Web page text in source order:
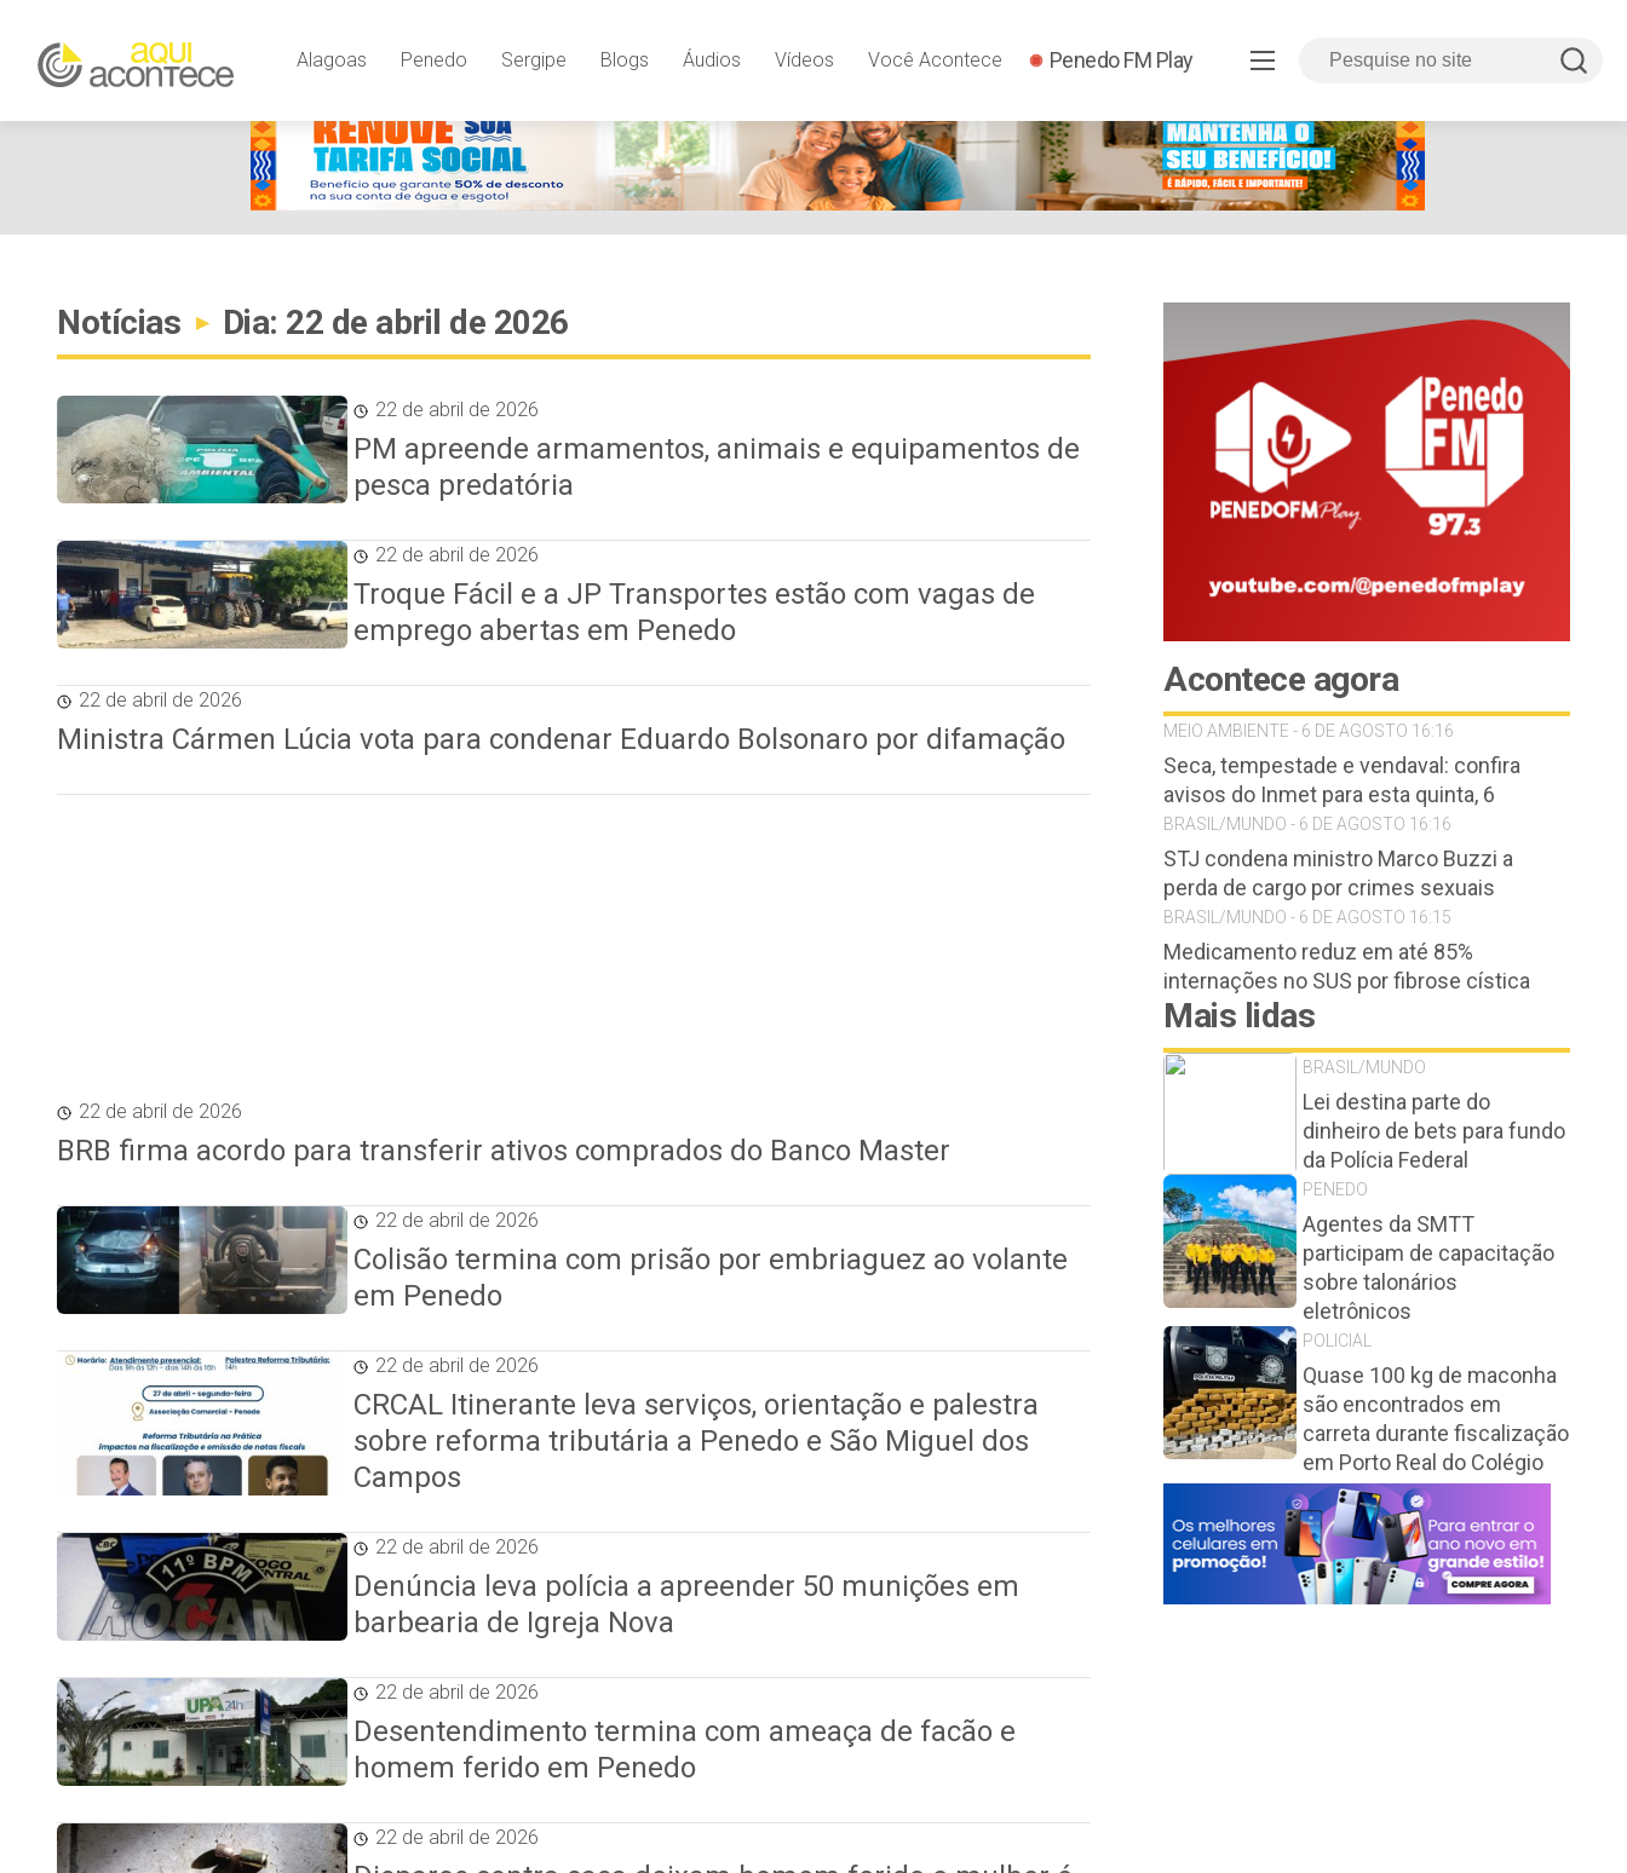
Alagoas Penedo Sergipe Blogs Áudios Vídeos Você Acontece Penedo FM Play
Notícias ▸ Dia: 22 de abril de 2026
22 de abril de 2026
PM apreende armamentos, animais e equipamentos de
pesca predatória
22 de abril de 2026
Troque Fácil e a JP Transportes estão com vagas de
emprego abertas em Penedo
22 de abril de 2026
Ministra Cármen Lúcia vota para condenar Eduardo Bolsonaro por difamação
22 de abril de 2026
BRB firma acordo para transferir ativos comprados do Banco Master
22 de abril de 2026
Colisão termina com prisão por embriaguez ao volante
em Penedo
22 de abril de 2026
CRCAL Itinerante leva serviços, orientação e palestra
sobre reforma tributária a Penedo e São Miguel dos
Campos
22 de abril de 2026
Denúncia leva polícia a apreender 50 munições em
barbearia de Igreja Nova
22 de abril de 2026
Desentendimento termina com ameaça de facão e
homem ferido em Penedo
22 de abril de 2026
Acontece agora
MEIO AMBIENTE - 6 DE AGOSTO 16:16
Seca, tempestade e vendaval: confira
avisos do Inmet para esta quinta, 6
BRASIL/MUNDO - 6 DE AGOSTO 16:16
STJ condena ministro Marco Buzzi a
perda de cargo por crimes sexuais
BRASIL/MUNDO - 6 DE AGOSTO 16:15
Medicamento reduz em até 85%
internações no SUS por fibrose cística
Mais lidas
BRASIL/MUNDO
Lei destina parte do
dinheiro de bets para fundo
da Polícia Federal
PENEDO
Agentes da SMTT
participam de capacitação
sobre talonários
eletrônicos
POLICIAL
Quase 100 kg de maconha
são encontrados em
carreta durante fiscalização
em Porto Real do Colégio